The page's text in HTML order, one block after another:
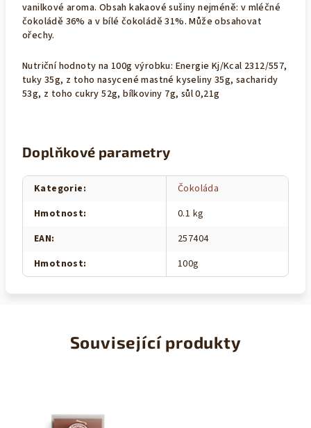
vanilkové aroma. Obsah kakaové sušiny nejméně: v mléčné
čokoládě 36% a v bílé čokoládě 31%. Může obsahovat
ořechy.
Nutriční hodnoty na 100g výrobku: Energie Kj/Kcal 2312/557,
tuky 35g, z toho nasycené mastné kyseliny 35g, sacharidy
53g, z toho cukry 52g, bílkoviny 7g, sůl 0,21g
Doplňkové parametry
Kategorie:
Čokoláda
Hmotnost:
0.1 kg
EAN:
257404
Hmotnost: 100g
Související produkty